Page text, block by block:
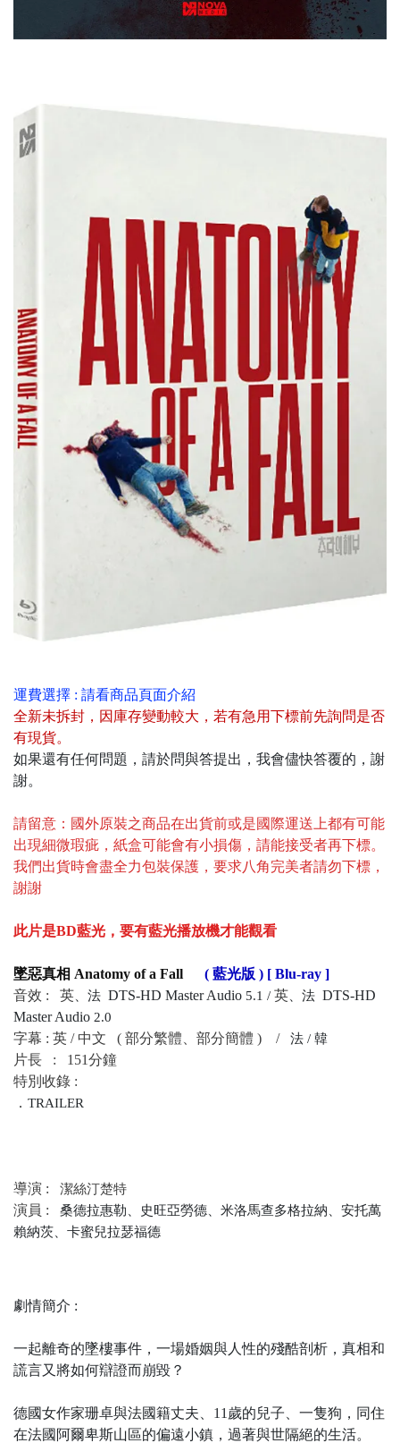
運費選擇 : 請看商品頁面介紹
全新未拆封 ， 因庫存變動較大，若有急用下標前先詢問是否
有現貨。
如果還有任何問題，請於問與答提出，我會儘快答覆的，謝
謝。
請留意：國外原裝之商品在出貨前或是國際運送上都有可能
出現細微瑕疵，紙盒可能會有小損傷，請能接受者再下標。
我們出貨時會盡全力包裝保護，要求八角完美者請勿下標，
謝謝
此片是BD藍光，要有藍光播放機才能觀看
墜惡真相 Anatomy of a Fall
( 藍光版 ) [ Blu-ray ]
音效 : 英 、法 DTS-HD Master Audio 5.1 / 英 、法 DTS-HD
Master Audio 2.0
字幕 : 英 / 中文 ( 部分繁體、部分簡體 ) / 法 / 韓
片長 : 151分鐘
特別收錄 :
． TRAILER
導演 : 潔絲汀楚特
演員 : 桑德拉惠勒、史旺亞勞德、米洛馬查多格拉納、安托萬
賴納茨、卡蜜兒拉瑟福德
劇情簡介 :
一起離奇的墜樓事件，一場婚姻與人性的殘酷剖析，真相和
謊言又將如何辯證而崩毀？
德國女作家珊卓與法國籍丈夫、11歲的兒子、一隻狗，同住
在法國阿爾卑斯山區的偏遠小鎮，過著與世隔絕的生活。